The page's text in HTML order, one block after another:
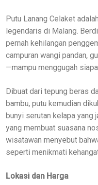
Putu Lanang Celaket
legendaris di Malang.
pernah kehilangan
campuran wangi pandan,
—mampu menggugah
Dibuat dari tepung beras
bambu, putu kemudian
bunyi serutan kelapa yang
yang membuat suasana
wisatawan menyebut
seperti menikmati
Lokasi dan Harga